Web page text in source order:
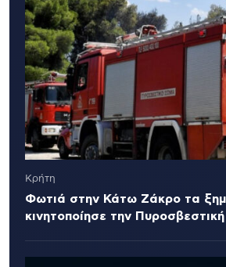
Κρήτη
Φωτιά στην Κάτω Ζάκρο τα
κινητοποίησε την Πυροσβεστική